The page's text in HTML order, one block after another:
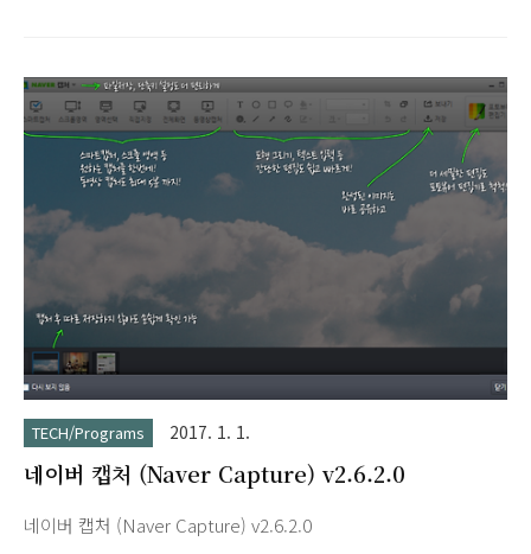
TECH/Programs 2017. 1. 1.
네이버 캡처 (Naver Capture) v2.6.2.0
네이버 캡처 (Naver Capture) v2.6.2.0